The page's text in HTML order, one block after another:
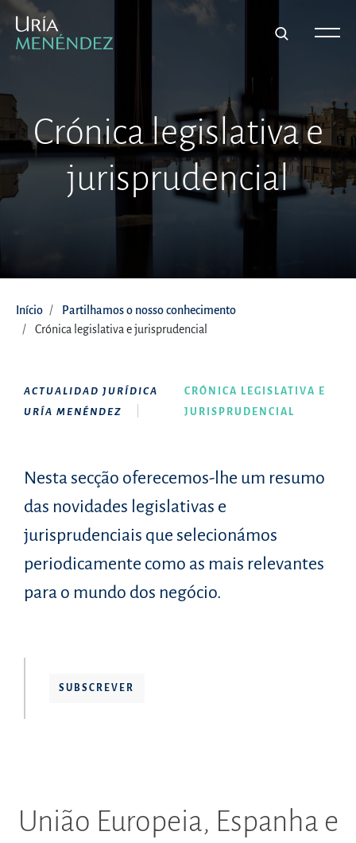
Crónica legislativa e
jurisprudencial
Início
Partilhamos o nosso conhecimento
Crónica legislativa e jurisprudencial
ACTUALIDAD JURÍDICA
URÍA MENÉNDEZ
CRÓNICA LEGISLATIVA E
JURISPRUDENCIAL
Nesta secção oferecemos-lhe um resumo
das novidades legislativas e
jurisprudenciais que selecionámos
periodicamente como as mais relevantes
para o mundo dos negócio.
SUBSCREVER
União Europeia, Espanha e